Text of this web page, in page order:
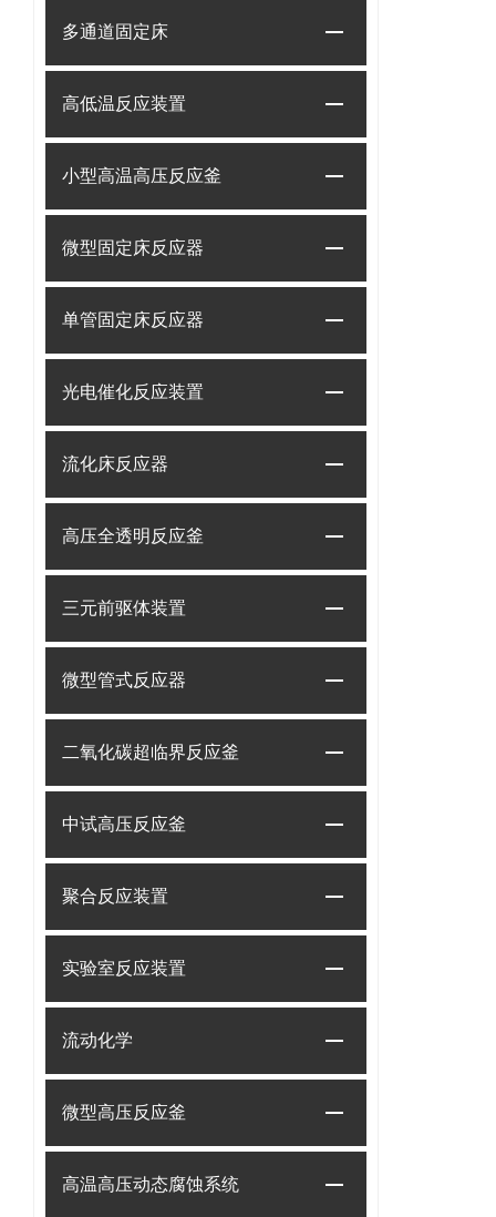
多通道固定床
高低温反应装置
小型高温高压反应釜
微型固定床反应器
单管固定床反应器
光电催化反应装置
流化床反应器
高压全透明反应釜
三元前驱体装置
微型管式反应器
二氧化碳超临界反应釜
中试高压反应釜
聚合反应装置
实验室反应装置
流动化学
微型高压反应釜
高温高压动态腐蚀系统